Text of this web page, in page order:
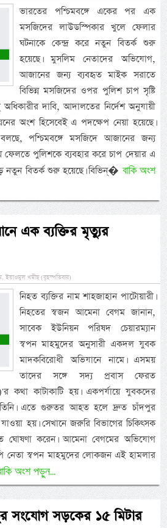
ভারতের পশ্চিমবঙ্গে একের পর এক
মসজিদের লাউডস্পিকার খুলে ফেলার
ঘটনাকে কেন্দ্র করে নতুন বিতর্ক শুরু
হয়েছে। মুসলিম নেতাদের অভিযোগ,
আজানের জন্য ব্যবহৃত মাইক সরাতে
বিভিন্ন মসজিদের ওপর পুলিশ চাপ সৃষ্টি
অধিকারীর দাবি, আদালতের নির্দেশ অনুযায়ী
অংশ হিসেবেই এ পদক্ষেপ নেয়া হয়েছে।
বলছে, পশ্চিমবঙ্গে মসজিদে আজানের জন্য
ফেলতে পুলিশকে ব্যবহার করে চাপ দেয়ার এ
নতুন বিতর্ক শুরু হয়েছে। বিভিন্� বাকি অংশ
এক ব্যক্তির মৃত্যুর
খমীছ (বৃহস্পতিবার)
নিহত ব্যক্তির নাম শাহজাহান পাটোয়ারী।
নিহতের স্বজন আমেনা বেগম জানান,
সাবেক ইউনিয়ন পরিষদ চেয়ারম্যান
স্বপন মাহমুদের অনুসারী একদল যুবক
মাদকবিরোধী অভিযানে নামে। এসময়
তাদের সঙ্গে সদ্য প্রবাস ফেরত
কথা কাটাকাটি হয়। একপর্যায়ে যুবকদের
তিনি। এতে গুরুতর আহত হলে দ্রুত চাঁদপুর
হয়। সেখানে জরুরি বিভাগের চিকিৎসক
ঘোষণা করেন। আমেনা বেগমের অভিযোগ
নেতা স্বপন মাহমুদের লোকজন এই হামলার
অংশ পড়ুন...
সংযোগ সড়কের ১৫ মিটার